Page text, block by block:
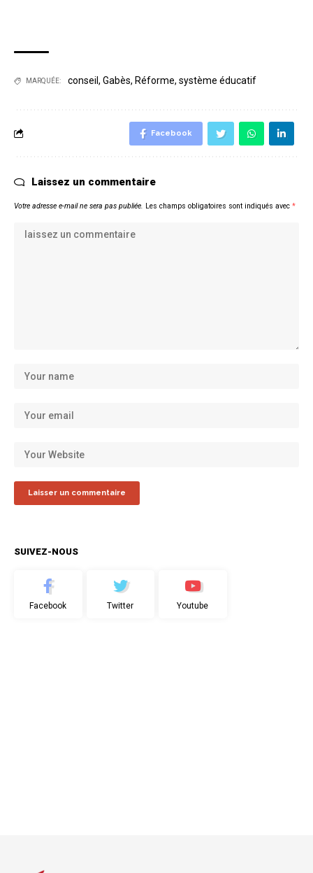
MARQUÉE: conseil , Gabès, Réforme, système éducatif
Facebook
Laissez un commentaire
Votre adresse e-mail ne sera pas publiée. Les champs obligatoires sont indiqués avec *
SUIVEZ-NOUS
Facebook Twitter Youtube